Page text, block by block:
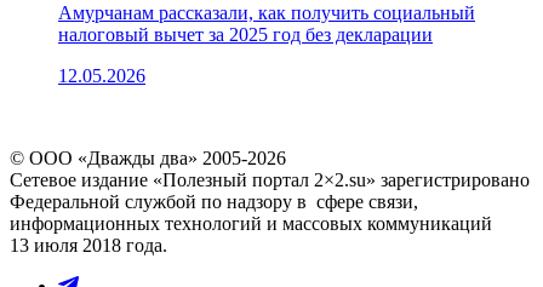
Амурчанам рассказали, как получить социальный
налоговый вычет за 2025 год без декларации
12.05.2026
© ООО «Дважды два» 2005-2026
Сетевое издание «Полезный портал 2×2.su» зарегистрировано
Федеральной службой по надзору в сфере связи,
информационных технологий и массовых коммуникаций
13 июля 2018 года.